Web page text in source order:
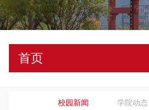
首页
校园新闻 学院动态